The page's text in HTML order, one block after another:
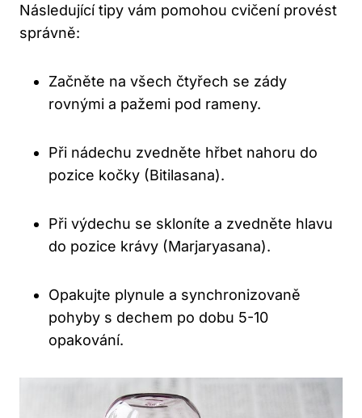
Následující tipy‍ vám ⁣pomohou cvičení provést
‌správně:
Začněte na všech čtyřech se zády
rovnými ​a pažemi pod rameny.
Při⁢ nádechu zvedněte hřbet nahoru do​
pozice kočky (Bitilasana).
Při​ výdechu se‍ skloníte a⁤ zvedněte hlavu
do pozice ‍krávy (Marjaryasana).
Opakujte plynule a synchronizovaně
pohyby‍ s ​dechem po dobu 5-10
opakování.